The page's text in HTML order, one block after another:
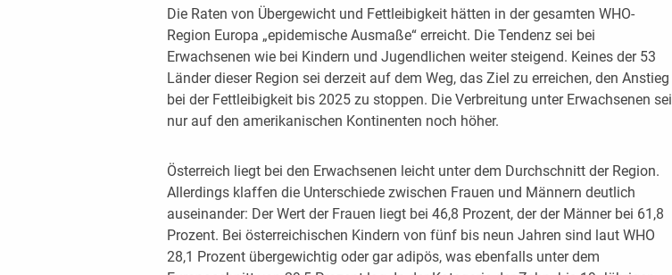
Die Raten von Übergewicht und Fettleibigkeit hätten in der gesamten WHO-
Region Europa „epidemische Ausmaße“ erreicht. Die Tendenz sei bei
Erwachsenen wie bei Kindern und Jugendlichen weiter steigend. Keines der 53
Länder dieser Region sei derzeit auf dem Weg, das Ziel zu erreichen, den Anstieg
bei der Fettleibigkeit bis 2025 zu stoppen. Die Verbreitung unter Erwachsenen sei
nur auf den amerikanischen Kontinenten noch höher.
Österreich liegt bei den Erwachsenen leicht unter dem Durchschnitt der Region.
Allerdings klaffen die Unterschiede zwischen Frauen und Männern deutlich
auseinander: Der Wert der Frauen liegt bei 46,8 Prozent, der der Männer bei 61,8
Prozent. Bei österreichischen Kindern von fünf bis neun Jahren sind laut WHO
28,1 Prozent übergewichtig oder gar adipös, was ebenfalls unter dem